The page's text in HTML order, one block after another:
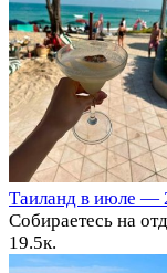
Таиланд в июле —
Собираетесь на
19.5к.